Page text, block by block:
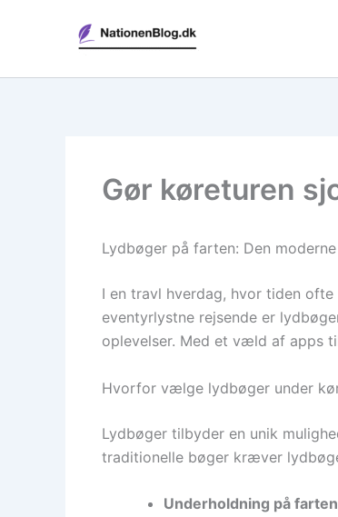
Gør køreturen
Lydbøger på farten: Den
I en travl hverdag, hvor tiden
eventyrlystne rejsende er
oplevelser. Med et væld af apps
Hvorfor vælge lydbøger under
Lydbøger tilbyder en unik
traditionelle bøger kræver
Underholdning på